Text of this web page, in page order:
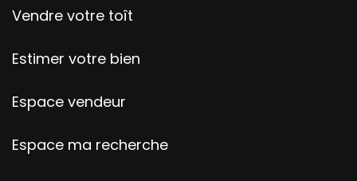
Vendre votre toît
Estimer votre bien
Espace vendeur
Espace ma recherche